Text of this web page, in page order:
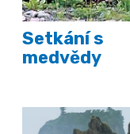
Setkání s
medvědy